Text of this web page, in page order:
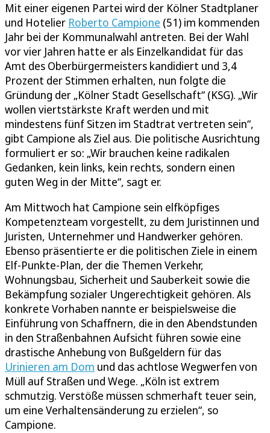
Mit einer eigenen Partei wird der Kölner Stadtplaner
und Hotelier Roberto Campione (51) im kommenden
Jahr bei der Kommunalwahl antreten. Bei der Wahl
vor vier Jahren hatte er als Einzelkandidat für das
Amt des Oberbürgermeisters kandidiert und 3,4
Prozent der Stimmen erhalten, nun folgte die
Gründung der „Kölner Stadt Gesellschaft“ (KSG). „Wir
wollen viertstärkste Kraft werden und mit
mindestens fünf Sitzen im Stadtrat vertreten sein“,
gibt Campione als Ziel aus. Die politische Ausrichtung
formuliert er so: „Wir brauchen keine radikalen
Gedanken, kein links, kein rechts, sondern einen
guten Weg in der Mitte“, sagt er.
Am Mittwoch hat Campione sein elfköpfiges
Kompetenzteam vorgestellt, zu dem Juristinnen und
Juristen, Unternehmer und Handwerker gehören.
Ebenso präsentierte er die politischen Ziele in einem
Elf-Punkte-Plan, der die Themen Verkehr,
Wohnungsbau, Sicherheit und Sauberkeit sowie die
Bekämpfung sozialer Ungerechtigkeit gehören. Als
konkrete Vorhaben nannte er beispielsweise die
Einführung von Schaffnern, die in den Abendstunden
in den Straßenbahnen Aufsicht führen sowie eine
drastische Anhebung von Bußgeldern für das
Urinieren am Dom und das achtlose Wegwerfen von
Müll auf Straßen und Wege. „Köln ist extrem
schmutzig. Verstöße müssen schmerhaft teuer sein,
um eine Verhaltensänderung zu erzielen“, so
Campione.